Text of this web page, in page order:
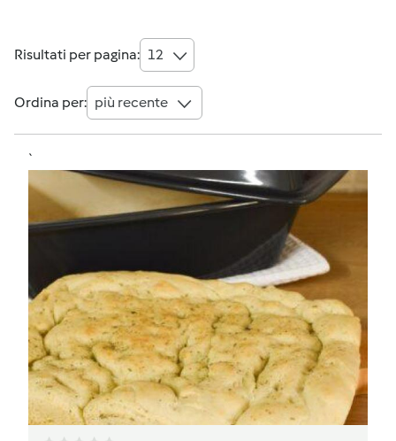
Risultati per pagina: 12
Ordina per: più recente
`